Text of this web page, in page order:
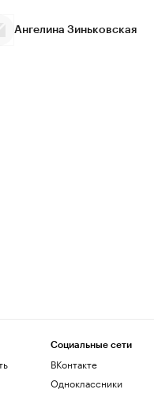
Ангелина Зиньковская
Социальные сети
ВКонтакте
Одноклассники